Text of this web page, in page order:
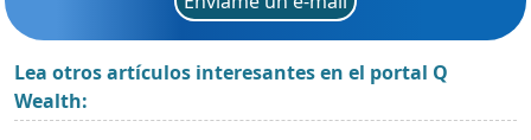
Lea otros artículos interesantes en el portal Q
Wealth: